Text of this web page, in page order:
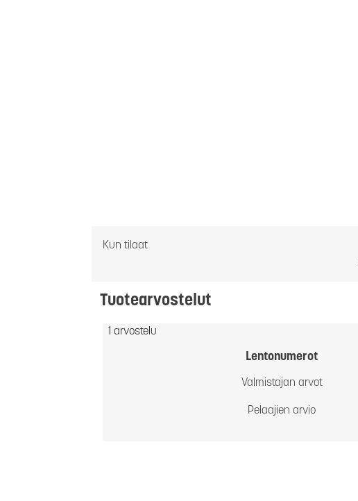
Kun tilaat
Tuotearvostelut
1 arvostelu
Lentonumerot
Valmistajan arvot
Pelaajien arvio